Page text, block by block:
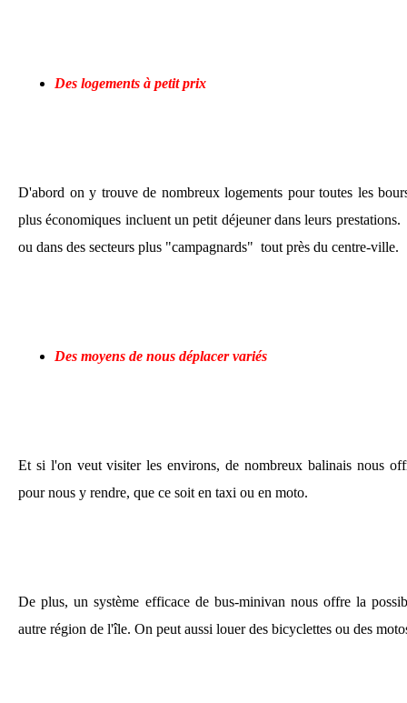
Des logements à petit prix
D'abord on y trouve de nombreux logements pour toutes les
plus économiques incluent un petit déjeuner dans leurs
ou dans des secteurs plus "campagnards" tout près du centre-ville.
Des moyens de nous déplacer variés
Et si l'on veut visiter les environs, de nombreux balinais nous
pour nous y rendre, que ce soit en taxi ou en moto.
De plus, un système efficace de bus-minivan nous offre la
autre région de l'île. On peut aussi louer des bicyclettes ou des